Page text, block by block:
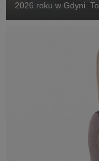
2026 roku w Gdyni.
mieszkańców